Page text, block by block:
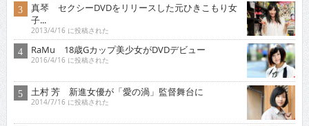
真琴 セクシーDVDをリリースした元ひきこもり女
子...
2013/4/16 に投稿された
RaMu 18歳Gカップ美少女がDVDデビュー
2016/4/16 に投稿された
土村 芳 新進女優が「愛の渦」監督舞台に
2014/7/16 に投稿された